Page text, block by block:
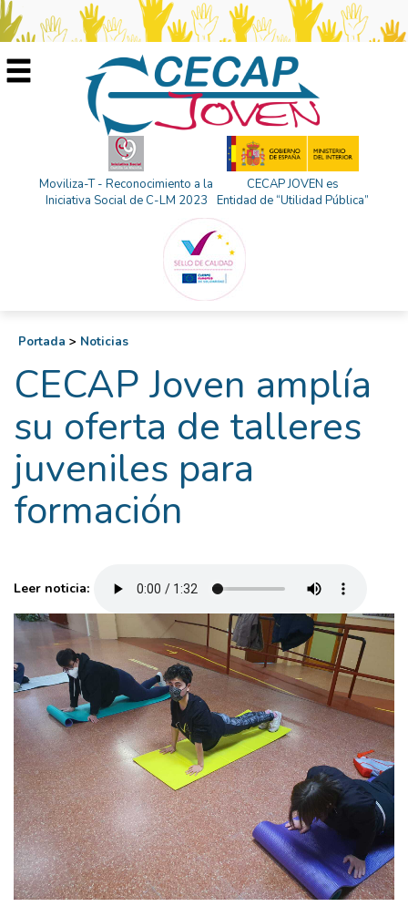
Moviliza-T - Reconocimiento a la
Iniciativa Social de C-LM 2023
CECAP JOVEN es
Entidad de “Utilidad Pública”
Portada > Noticias
CECAP Joven amplía
su oferta de talleres
juveniles para
formación
Leer noticia: